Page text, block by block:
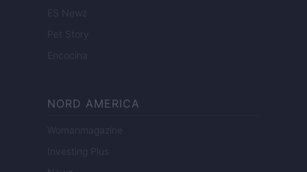
ES Newz
Pet Story
Encocina
NORD AMERICA
Womanmagazine
Investing Plus